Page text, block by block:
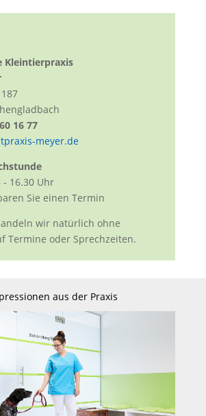
Kleintierpraxis
16 77
meyer.de
16.30 Uhr
Sie einen Termin
wir natürlich ohne
Termine oder Sprechzeiten.
aus der Praxis